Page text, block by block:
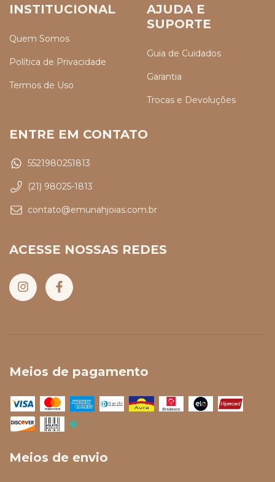
INSTITUCIONAL
Quem Somos
Política de Privacidade
Termos de Uso
AJUDA E
SUPORTE
Guia de Cuidados
Garantia
Trocas e Devoluções
ENTRE EM CONTATO
5521980251813
(21) 98025-1813
contato@emunahjoias.com.br
ACESSE NOSSAS REDES
Meios de pagamento
Meios de envio